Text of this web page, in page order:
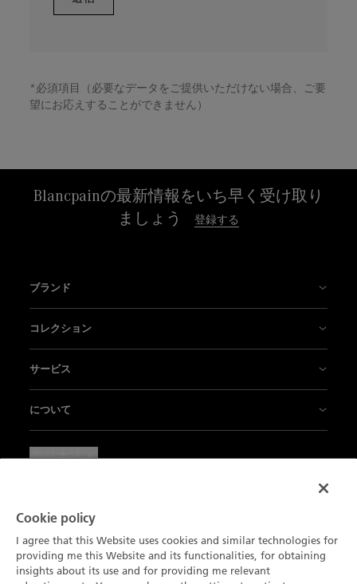
*必須項目（必要なデータをご提供いただけない場合、ご要
望にお応えすることができません）
Blancpainの最新情報をいち早く受け取り
ましょう
登録する
ブランド
私たちの工場
革新こそ伝統
工芸品
パートナー
Blancpain Ocean Commitment
コレクション
エアコマンド
ヴィルレ
レディバード
製品を探す
サービス
お問い合わせ
ニュースレター登録
カタログの注文
について
キャリア
エキスパート クラブ
環境データ
日本語
ご利用規約
個人情報保護方針
Cookie policy
I agree that this Website uses cookies and similar technologies for
providing me this Website and its functionalities, for obtaining
insights about its use and for providing me relevant